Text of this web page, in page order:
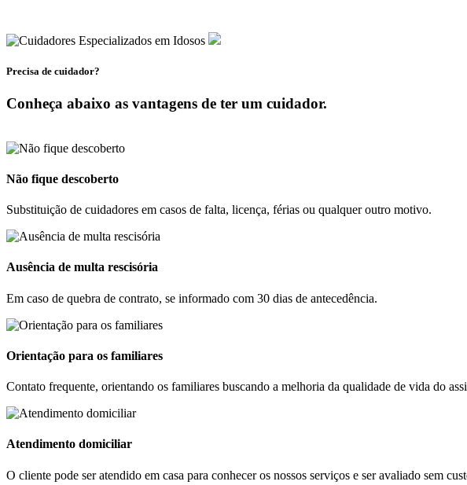
Precisa de cuidador?
Conheça abaixo as vantagens de ter um cuidador.
Não fique descoberto
Substituição de cuidadores em casos de falta, licença, férias ou qualquer outro motivo.
Ausência de multa rescisória
Em caso de quebra de contrato, se informado com 30 dias de antecedência.
Orientação para os familiares
Contato frequente, orientando os familiares buscando a melhoria da qualidade de vida do
Atendimento domiciliar
O cliente pode ser atendido em casa para conhecer os nossos serviços e ser avaliado sem